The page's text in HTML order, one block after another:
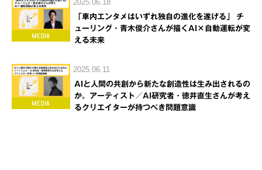
2025.06.18
「車内エンタメはいずれ独自の進化を遂げる」 チ
ューリング・青木俊介さんが描くAI×自動運転が変
える未来
2025.06.11
AIと人間の共創から新たな創造性は生み出されるの
か。アーティスト／AI研究者・徳井直生さんが考え
るクリエイターが持つべき問題意識